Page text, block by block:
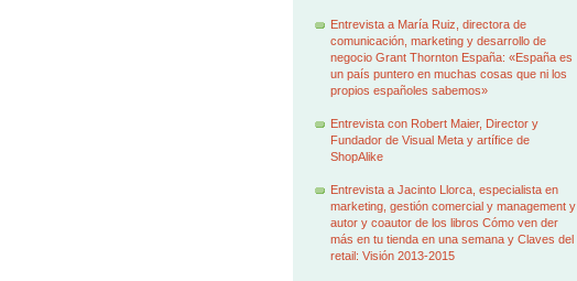
Entrevista a María Ruiz, directora de
comunicación, marketing y desarrollo de
negocio Grant Thornton España: «España es
un país puntero en muchas cosas que ni los
propios españoles sabemos»
Entrevista con Robert Maier, Director y
Fundador de Visual Meta y artífice de
ShopAlike
Entrevista a Jacinto Llorca, especialista en
marketing, gestión comercial y management y
autor y coautor de los libros Cómo ven der
más en tu tienda en una semana y Claves del
retail: Visión 2013-2015